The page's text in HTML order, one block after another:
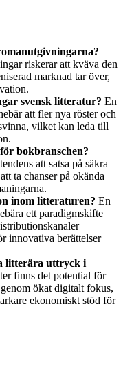
riskerar att kväva den
marknad tar över,
svensk litteratur? En
att fler nya röster och
vilket kan leda till
bokbranschen?
att satsa på säkra
ta chanser på okända
inom litteraturen? En
ett paradigmskifte
innovativa berättelser
litterära uttryck i
finns det potential för
ökat digitalt fokus,
ekonomiskt stöd för